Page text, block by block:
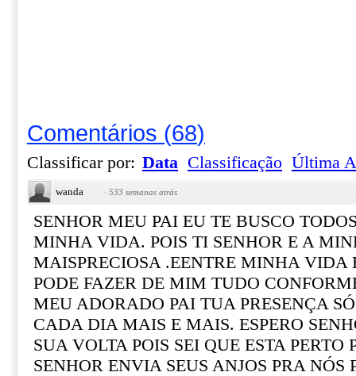
Comentários (68)
Classificar por: Data Classificação Última
wanda · 533 semanas atrás
SENHOR MEU PAI EU TE BUSCO
MINHA VIDA. POIS TI SENHOR E A
MAISPRECIOSA .EENTRE MINHA VIDA
PODE FAZER DE MIM TUDO
MEU ADORADO PAI TUA PRESENÇA
CADA DIA MAIS E MAIS. ESPERO
SUA VOLTA POIS SEI QUE ESTA PERTO
SENHOR ENVIA SEUS ANJOS PRA NÓS